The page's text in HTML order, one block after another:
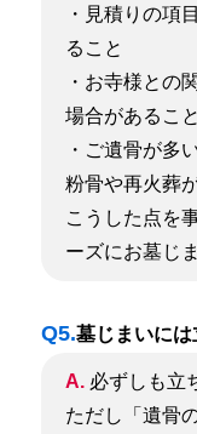
・見積りの項
ること
・お寺様との
場合があること
・ご遺骨が多
粉骨や再火葬
こうした点を
ーズにお墓じ
Q5.墓じまいに
A. 必ずしも立
ただし「遺骨